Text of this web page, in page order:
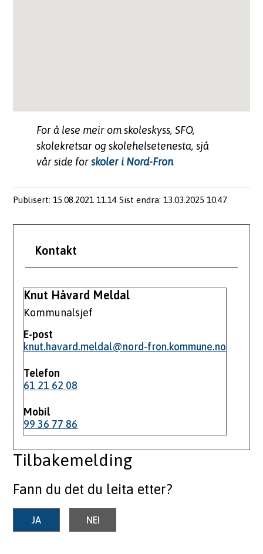
For å lese meir om skoleskyss, SFO,
skolekretsar og skolehelsetenesta, sjå
vår side forskoler i Nord-Fron
Publisert 15.08.2021 11.14 Sist endra 13.03.2025 10.47
Kontakt
Knut Håvard Meldal
Kommunalsjef
E-post
knut.havard.meldal@nord-fron.kommune.no
Telefon
61 21 62 08
Mobil
99 36 77 86
Tilbakemelding
Fann du det du leita etter?
JA NEI